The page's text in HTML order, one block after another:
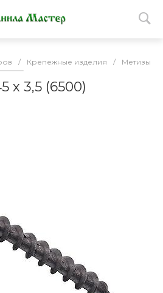
/ Крепежные изделия / Метизы
х 3,5 (6500)